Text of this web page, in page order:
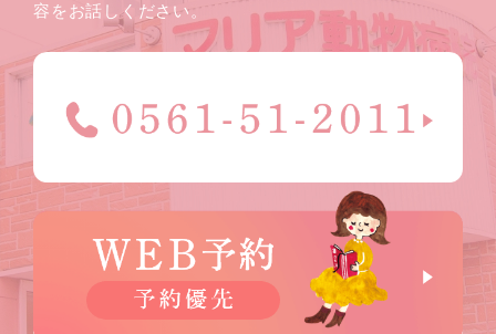
容をお話しください。